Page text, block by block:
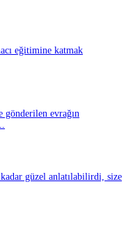
eğitimine katmak
evrağın
güzel anlatılabilirdi, size